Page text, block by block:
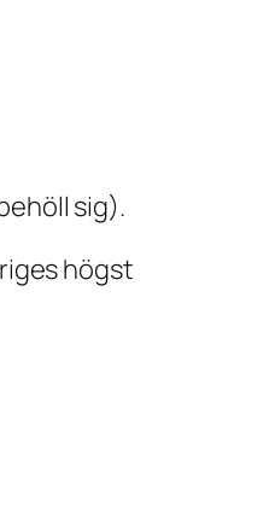
sig).
högst